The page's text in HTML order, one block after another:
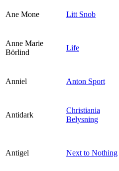
Ane Mone Litt Snob
Anne Marie
Börlind
Life
Anniel Anton Sport
Antidark
Christiania
Belysning
Antigel Next to Nothing